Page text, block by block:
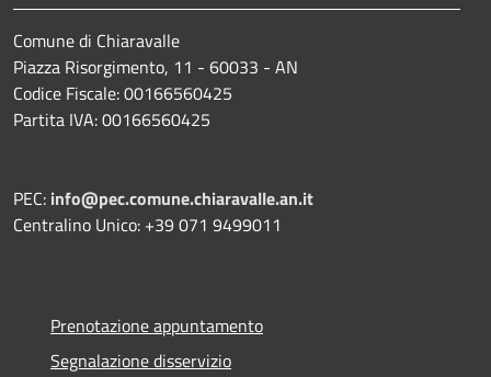
Comune di Chiaravalle
Piazza Risorgimento, 11 - 60033 - AN
Codice Fiscale: 00166560425
Partita IVA: 00166560425
PEC: info@pec.comune.chiaravalle.an.it
Centralino Unico: +39 071 9499011
Prenotazione appuntamento
Segnalazione disservizio